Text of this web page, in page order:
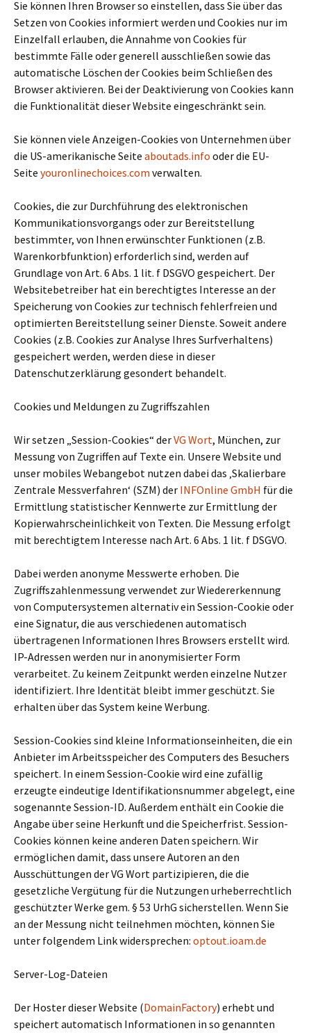
Sie können Ihren Browser so einstellen, dass Sie über das
Setzen von Cookies informiert werden und Cookies nur im
Einzelfall erlauben, die Annahme von Cookies für
bestimmte Fälle oder generell ausschließen sowie das
automatische Löschen der Cookies beim Schließen des
Browser aktivieren. Bei der Deaktivierung von Cookies kann
die Funktionalität dieser Website eingeschränkt sein.
Sie können viele Anzeigen-Cookies von Unternehmen über
die US-amerikanische Seite aboutads.info oder die EU-
Seite youronlinechoices.com verwalten.
Cookies, die zur Durchführung des elektronischen
Kommunikationsvorgangs oder zur Bereitstellung
bestimmter, von Ihnen erwünschter Funktionen (z.B.
Warenkorbfunktion) erforderlich sind, werden auf
Grundlage von Art. 6 Abs. 1 lit. f DSGVO gespeichert. Der
Websitebetreiber hat ein berechtigtes Interesse an der
Speicherung von Cookies zur technisch fehlerfreien und
optimierten Bereitstellung seiner Dienste. Soweit andere
Cookies (z.B. Cookies zur Analyse Ihres Surfverhaltens)
gespeichert werden, werden diese in dieser
Datenschutzerklärung gesondert behandelt.
Cookies und Meldungen zu Zugriffszahlen
Wir setzen „Session-Cookies“ derVG Wort, München, zur
Messung von Zugriffen auf Texte ein. Unsere Website und
unser mobiles Webangebot nutzen dabei das ‚Skalierbare
Zentrale Messverfahren‘ (SZM) der INFOnline GmbH für die
Ermittlung statistischer Kennwerte zur Ermittlung der
Kopierwahrscheinlichkeit von Texten. Die Messung erfolgt
mit berechtigtem Interesse nach Art. 6 Abs. 1 lit. f DSGVO.
Dabei werden anonyme Messwerte erhoben. Die
Zugriffszahlenmessung verwendet zur Wiedererkennung
von Computersystemen alternativ ein Session-Cookie oder
eine Signatur, die aus verschiedenen automatisch
übertragenen Informationen Ihres Browsers erstellt wird.
IP-Adressen werden nur in anonymisierter Form
verarbeitet. Zu keinem Zeitpunkt werden einzelne Nutzer
identifiziert. Ihre Identität bleibt immer geschützt. Sie
erhalten über das System keine Werbung.
Session-Cookies sind kleine Informationseinheiten, die ein
Anbieter im Arbeitsspeicher des Computers des Besuchers
speichert. In einem Session-Cookie wird eine zufällig
erzeugte eindeutige Identifikationsnummer abgelegt, eine
sogenannte Session-ID. Außerdem enthält ein Cookie die
Angabe über seine Herkunft und die Speicherfrist. Session-
Cookies können keine anderen Daten speichern. Wir
ermöglichen damit, dass unsere Autoren an den
Ausschüttungen der VG Wort partizipieren, die die
gesetzliche Vergütung für die Nutzungen urheberrechtlich
geschützter Werke gem. § 53 UrhG sicherstellen. Wenn Sie
an der Messung nicht teilnehmen möchten, können Sie
unter folgendem Link widersprechen: optout.ioam.de
Server-Log-Dateien
Der Hoster dieser Website (DomainFactory) erhebt und
speichert automatisch Informationen in so genannten